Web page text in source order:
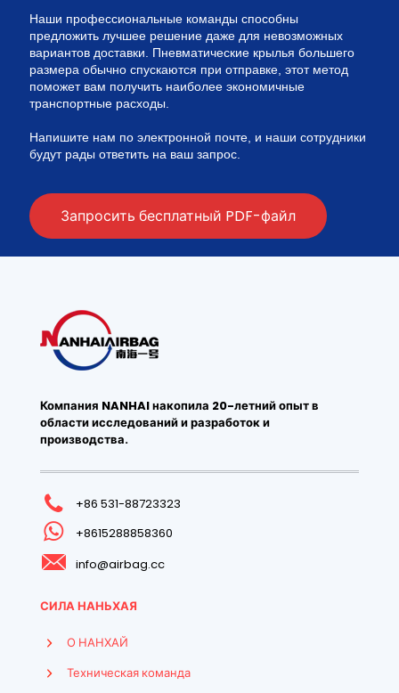
Наши профессиональные команды способны
предложить лучшее решение даже для невозможных
вариантов доставки. Пневматические крылья большего
размера обычно спускаются при отправке, этот метод
поможет вам получить наиболее экономичные
транспортные расходы.
Напишите нам по электронной почте, и наши сотрудники
будут рады ответить на ваш запрос.
Запросить бесплатный PDF-файл
Компания NANHAI накопила 20-летний опыт в
области исследований и разработок и
производства.
+86 531-88723323
+8615288858360
info@airbag.cc
СИЛА НАНЬХАЯ
О НАНХАЙ
Техническая команда